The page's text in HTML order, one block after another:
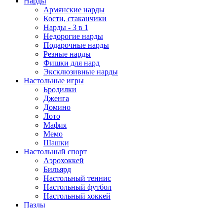
Армянские нарды
Кости, стаканчики
Нарды - 3 в 1
Недорогие нарды
Подарочные нарды
Резные нарды
Фишки для нард
Эксклюзивные нарды
Настольные игры
Бродилки
Дженга
Домино
Лото
Мафия
Мемо
Шашки
Настольный спорт
Аэрохоккей
Бильярд
Настольный теннис
Настольный футбол
Настольный хоккей
Пазлы